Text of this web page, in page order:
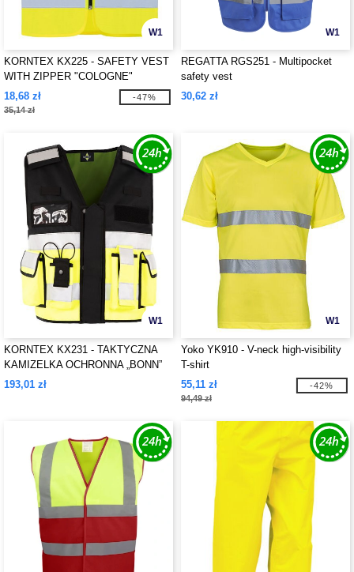
W1
KORNTEX KX225 - SAFETY VEST
WITH ZIPPER "COLOGNE"
18,68 zł
35,14 zł
-47%
W1
REGATTA RGS251 - Multipocket
safety vest
30,62 zł
W1
KORNTEX KX231 - TAKTYCZNA
KAMIZELKA OCHRONNA „BONN”
193,01 zł
W1
Yoko YK910 - V-neck high-visibility
T-shirt
55,11 zł
94,49 zł
-42%